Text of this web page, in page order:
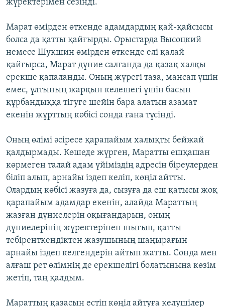
жүректерімен сезінді.
Марат өмірден өткенде адамдардың қай-қайсысы
болса да қатты қайғырды. Орыстарда Высоцкий
немесе Шукшин өмірден өткенде елі қалай
қайғырса, Марат дүние салғанда да қазақ халқы
ерекше қапаланды. Оның жүрегі таза, мансап үшін
емес, ұлтының жарқын келешегі үшін басын
құрбандыққа тігуге шейін бара алатын азамат
екенін жұрттың көбісі сонда ғана түсінді.
Оның өлімі әсіресе қарапайым халықты бейжай
қалдырмады. Көшеде жүрген, Маратты ешқашан
көрмеген талай адам үйіміздің адресін біреулерден
біліп алып, арнайы іздеп келіп, көңіл айтты.
Олардың көбісі жазуға да, сызуға да еш қатысы жоқ
қарапайым адамдар екенін, алайда Мараттың
жазған дүниелерін оқығандарын, оның
дүниелерінің жүректерінен шығып, қатты
тебіренткендіктен жазушының шаңырағын
арнайы іздеп келгендерін айтып жатты. Сонда мен
алғаш рет өлімнің де ерекшелігі болатынына көзім
жетіп, таң қалдым.
Мараттың қазасын естіп көңіл айтуға келушілер